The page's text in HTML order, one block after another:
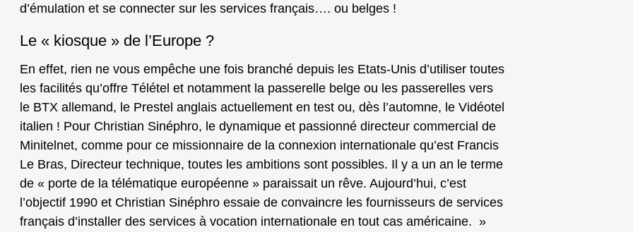
d’émulation et se connecter sur les services français…. ou belges !
Le « kiosque » de l’Europe ?
En effet, rien ne vous empêche une fois branché depuis les Etats-Unis d’utiliser toutes
les facilités qu’offre Télétel et notamment la passerelle belge ou les passerelles vers
le BTX allemand, le Prestel anglais actuellement en test ou, dès l’automne, le Vidéotel
italien ! Pour Christian Sinéphro, le dynamique et passionné directeur commercial de
Minitelnet, comme pour ce missionnaire de la connexion internationale qu’est Francis
Le Bras, Directeur technique, toutes les ambitions sont possibles. Il y a un an le terme
de « porte de la télématique européenne » paraissait un rêve. Aujourd’hui, c’est
l’objectif 1990 et Christian Sinéphro essaie de convaincre les fournisseurs de services
français d’installer des services à vocation internationale en tout cas américaine. »